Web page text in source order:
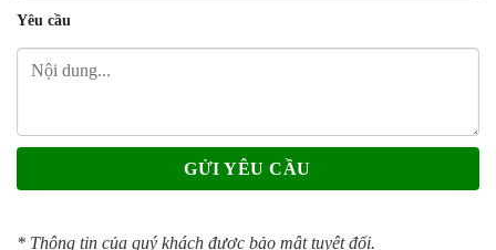
Yêu cầu
* Thông tin của quý khách được bảo mật tuyệt đối.